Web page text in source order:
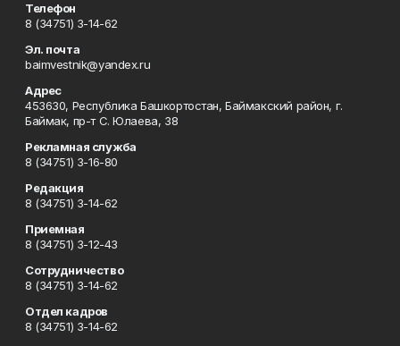
Телефон
8 (34751) 3-14-62
Эл. почта
baimvestnik@yandex.ru
Адрес
453630, Республика Башкортостан, Баймакский район, г.
Баймак, пр-т С. Юлаева, 38
Рекламная служба
8 (34751) 3-16-80
Редакция
8 (34751) 3-14-62
Приемная
8 (34751) 3-12-43
Сотрудничество
8 (34751) 3-14-62
Отдел кадров
8 (34751) 3-14-62